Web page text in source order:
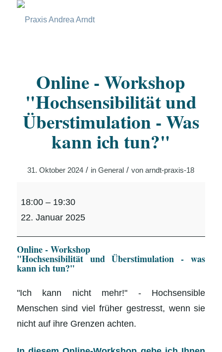
Online - Workshop
"Hochsensibilität und
Überstimulation - Was
kann ich tun?"
31. Oktober 2024 / inGeneral / vonarndt-praxis-18
Workshop
"Hochsensibilität
und
Überstimulation
Was
kann
ich
18:00 – 19:30
22. Januar 2025
Online - Workshop
"Hochsensibilität und Überstimulation - was
kann ich tun?"
"Ich kann nicht mehr!" - Hochsensible
Menschen sind viel früher gestresst, wenn sie
nicht auf ihre Grenzen achten.